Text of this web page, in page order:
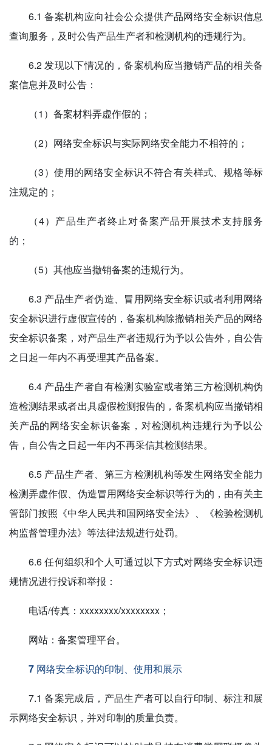
6.1 备案机构应向社会公众提供产品网络安全标识信息
查询服务，及时公告产品生产者和检测机构的违规行为。
6.2 发现以下情况的，备案机构应当撤销产品的相关备
案信息并及时公告：
（1）备案材料弄虚作假的；
（2）网络安全标识与实际网络安全能力不相符的；
（3）使用的网络安全标识不符合有关样式、规格等标
注规定的；
（4）产品生产者终止对备案产品开展技术支持服务
的；
（5）其他应当撤销备案的违规行为。
6.3 产品生产者伪造、冒用网络安全标识或者利用网络
安全标识进行虚假宣传的，备案机构除撤销相关产品的网络
安全标识备案，对产品生产者违规行为予以公告外，自公告
之日起一年内不再受理其产品备案。
6.4 产品生产者自有检测实验室或者第三方检测机构伪
造检测结果或者出具虚假检测报告的，备案机构应当撤销相
关产品的网络安全标识备案，对检测机构违规行为予以公
告，自公告之日起一年内不再采信其检测结果。
6.5 产品生产者、第三方检测机构等发生网络安全能力
检测弄虚作假、伪造冒用网络安全标识等行为的，由有关主
管部门按照《中华人民共和国网络安全法》、《检验检测机
构监督管理办法》等法律法规进行处罚。
6.6 任何组织和个人可通过以下方式对网络安全标识违
规情况进行投诉和举报：
电话/传真：xxxxxxxx/xxxxxxxx；
网站：备案管理平台。
7 网络安全标识的印制、使用和展示
7.1 备案完成后，产品生产者可以自行印制、标注和展
示网络安全标识，并对印制的质量负责。